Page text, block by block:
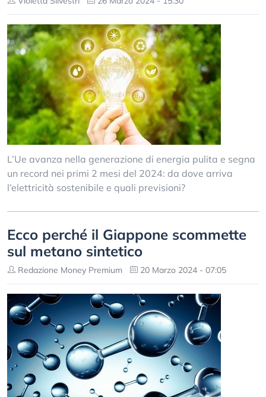
L’Ue avanza nella generazione di energia pulita e segna
un record nei primi 2 mesi del 2024: da dove arriva
l’elettricità sostenibile e quali previsioni?
Ecco perché il Giappone scommette
sul metano sintetico
Redazione Money Premium 20 Marzo 2024 - 07:05